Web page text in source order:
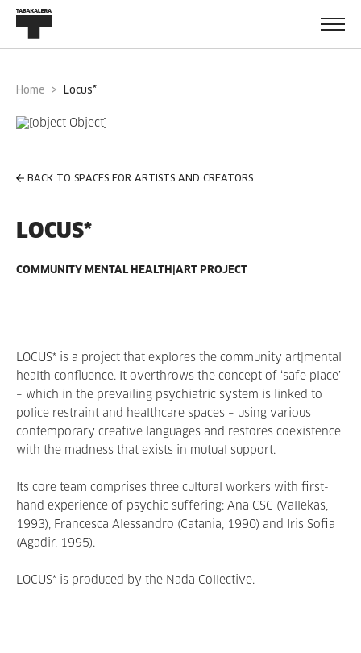
Home locus*
BACK TO SPACES FOR ARTISTS AND CREATORS
LOCUS*
COMMUNITY MENTAL HEALTH|ART PROJECT
LOCUS* is a project that explores the community art|mental
health confluence. It overthrows the concept of ‘safe place’
– which in the prevailing psychiatric system is linked to
police restraint and healthcare spaces – using various
contemporary creative languages and restores coexistence
with the madness that exists in mutual support.
Its core team comprises three cultural workers with first-
hand experience of psychic suffering: Ana CSC (Vallekas,
1993), Francesca Alessandro (Catania, 1990) and Iris Sofia
(Agadir, 1995).
LOCUS* is produced by the Nada Collective.